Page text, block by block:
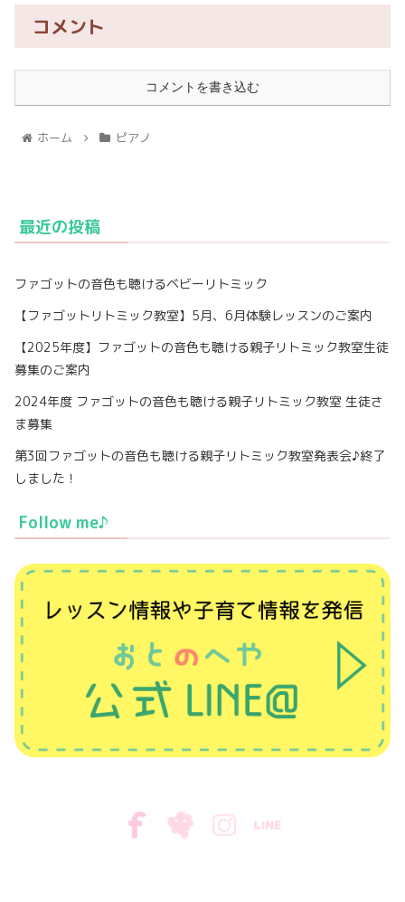
コメント
コメントを書き込む
ホーム ピアノ
最近の投稿
ファゴットの音色も聴けるベビーリトミック
【ファゴットリトミック教室】5月、6月体験レッスンのご案内
【2025年度】ファゴットの音色も聴ける親子リトミック教室生徒
募集のご案内
2024年度 ファゴットの音色も聴ける親子リトミック教室 生徒さ
ま募集
第3回ファゴットの音色も聴ける親子リトミック教室発表会♪終了
しました！
Follow me♪